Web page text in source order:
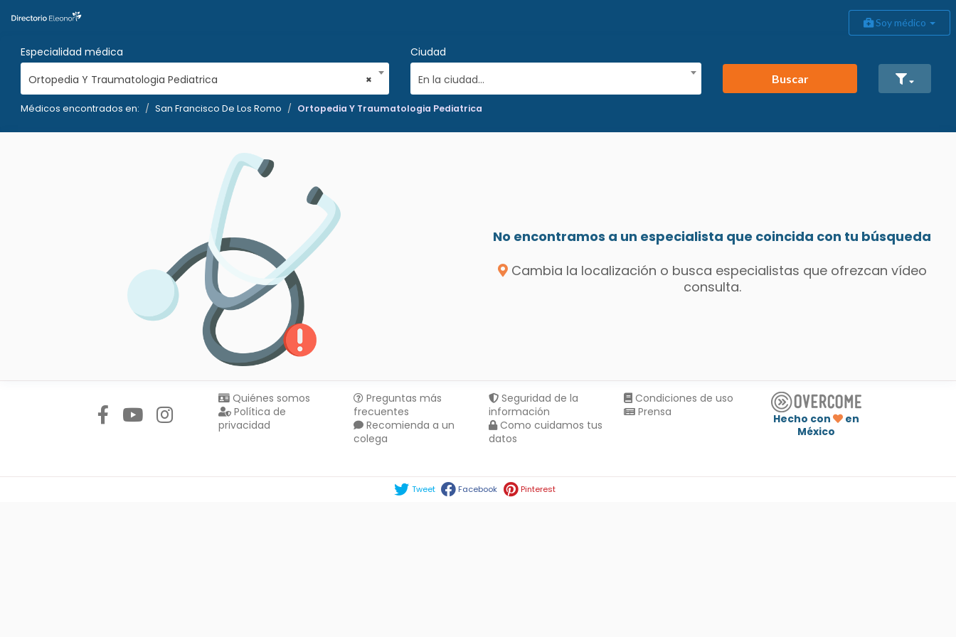
Soy médico
Especialidad médica
×
Ortopedia Y Traumatologia Pediatrica
Ciudad
En la ciudad...
Buscar
Médicos encontrados en: San Francisco De Los Romo Ortopedia Y Traumatologia Pediatrica
No encontramos a un especialista que coincida con tu búsqueda
Cambia la localización o busca especialistas que ofrezcan vídeo
consulta.
Quiénes somos
Política de
privacidad
Preguntas más
frecuentes
Recomienda a un
colega
Seguridad de la
información
Como cuidamos tus
datos
Condiciones de uso
Prensa
Hecho con
en
México
Tweet Facebook Pinterest